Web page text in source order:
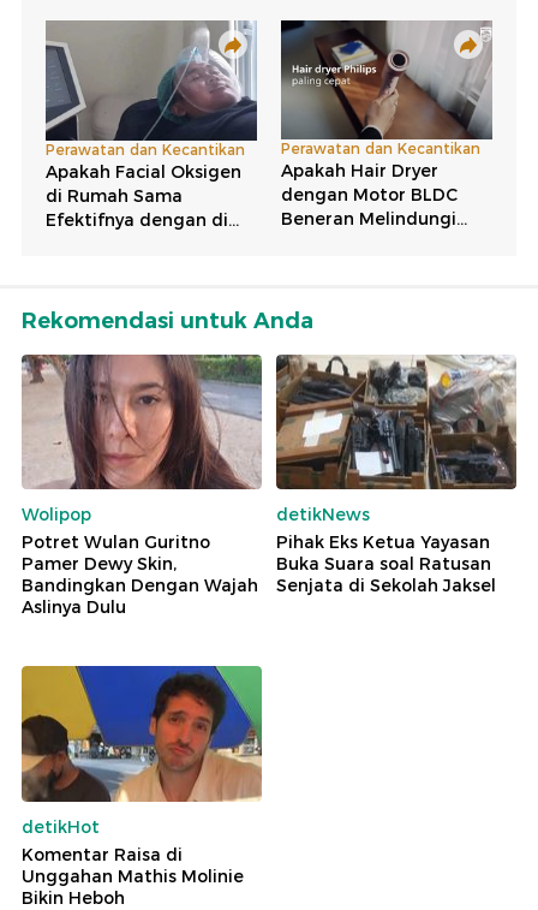
Rekomendasi untuk Anda
Wolipop
Potret Wulan Guritno
Pamer Dewy Skin,
Bandingkan Dengan Wajah
Aslinya Dulu
detikNews
Pihak Eks Ketua Yayasan
Buka Suara soal Ratusan
Senjata di Sekolah Jaksel
detikHot
Komentar Raisa di
Unggahan Mathis Molinie
Bikin Heboh